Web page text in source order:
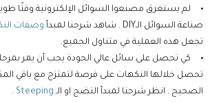
لم يستغرق مصنعوا السوائل الإلكترونية وقتًا
صناعة السوائل الـDIY . شاهد شرحنا لمبدأ
وصفات
تجعل هذه العملية في متناول الجميع.
كي تحصل على سائل عالي الجودة يجب أن يمر
تحصل خلالها النكهات على فرصة لتمتزج مع باقي
الصحيح . انظر شرحنا لمبدأ النضج او الـSteeping
.